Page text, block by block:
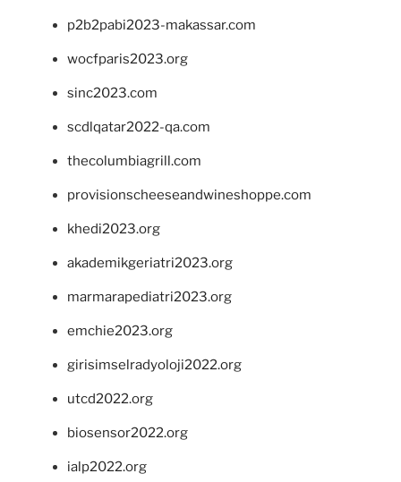
p2b2pabi2023-makassar.com
wocfparis2023.org
sinc2023.com
scdlqatar2022-qa.com
thecolumbiagrill.com
provisionscheeseandwineshoppe.com
khedi2023.org
akademikgeriatri2023.org
marmarapediatri2023.org
emchie2023.org
girisimselradyoloji2022.org
utcd2022.org
biosensor2022.org
ialp2022.org